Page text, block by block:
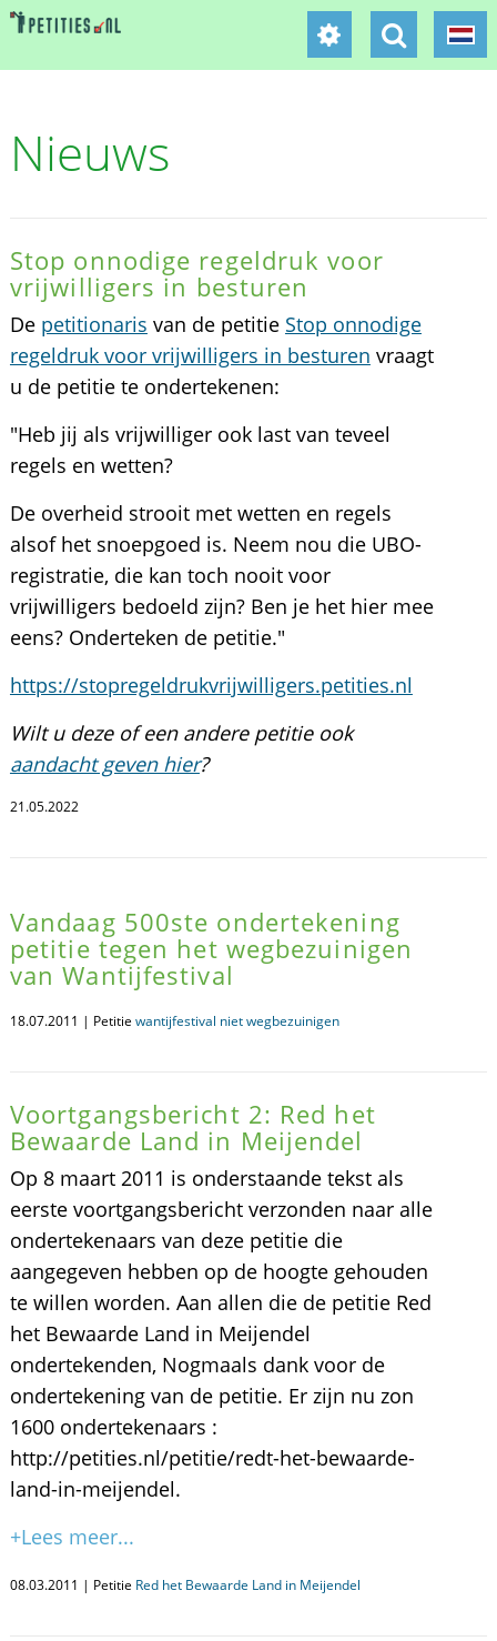
Nieuws
Stop onnodige regeldruk voor
vrijwilligers in besturen
De petitionaris van de petitie Stop onnodige
regeldruk voor vrijwilligers in besturen vraagt
u de petitie te ondertekenen:
"Heb jij als vrijwilliger ook last van teveel
regels en wetten?
De overheid strooit met wetten en regels
alsof het snoepgoed is. Neem nou die UBO-
registratie, die kan toch nooit voor
vrijwilligers bedoeld zijn? Ben je het hier mee
eens? Onderteken de petitie."
https://stopregeldrukvrijwilligers.petities.nl
Wilt u deze of een andere petitie ook
aandacht geven hier?
21.05.2022
Vandaag 500ste ondertekening
petitie tegen het wegbezuinigen
van Wantijfestival
18.07.2011 | Petitie wantijfestival niet wegbezuinigen
Voortgangsbericht 2: Red het
Bewaarde Land in Meijendel
Op 8 maart 2011 is onderstaande tekst als
eerste voortgangsbericht verzonden naar alle
ondertekenaars van deze petitie die
aangegeven hebben op de hoogte gehouden
te willen worden. Aan allen die de petitie Red
het Bewaarde Land in Meijendel
ondertekenden, Nogmaals dank voor de
ondertekening van de petitie. Er zijn nu zon
1600 ondertekenaars :
http://petities.nl/petitie/redt-het-bewaarde-
land-in-meijendel.
+Lees meer...
08.03.2011 | Petitie Red het Bewaarde Land in Meijendel